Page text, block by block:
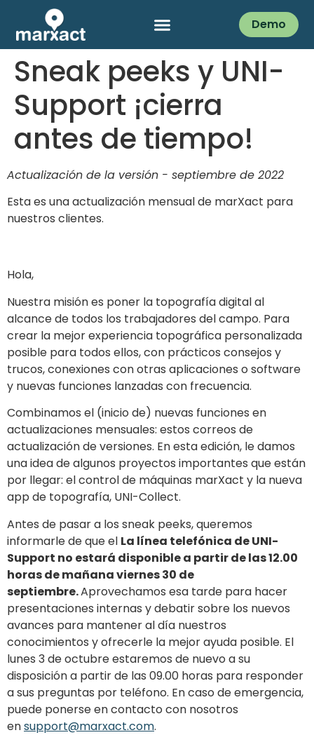
Demo
Sneak peeks y UNI-
Support ¡cierra
antes de tiempo!
Actualización de la versión - septiembre de 2022
Esta es una actualización mensual de marXact para
nuestros clientes.
Hola,
Nuestra misión es poner la topografía digital al
alcance de todos los trabajadores del campo. Para
crear la mejor experiencia topográfica personalizada
posible para todos ellos, con prácticos consejos y
trucos, conexiones con otras aplicaciones o software
y nuevas funciones lanzadas con frecuencia.
Combinamos el (inicio de) nuevas funciones en
actualizaciones mensuales: estos correos de
actualización de versiones. En esta edición, le damos
una idea de algunos proyectos importantes que están
por llegar: el control de máquinas marXact y la nueva
app de topografía, UNI-Collect.
Antes de pasar a los sneak peeks, queremos
informarle de que el La línea telefónica de UNI-
Support no estará disponible a partir de las 12.00
horas de mañana viernes 30 de
septiembre.Aprovechamos esa tarde para hacer
presentaciones internas y debatir sobre los nuevos
avances para mantener al día nuestros
conocimientos y ofrecerle la mejor ayuda posible. El
lunes 3 de octubre estaremos de nuevo a su
disposición a partir de las 09.00 horas para responder
a sus preguntas por teléfono. En caso de emergencia,
puede ponerse en contacto con nosotros
ensupport@marxact.com.